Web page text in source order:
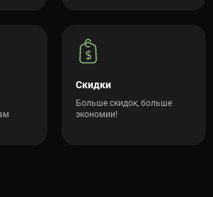
Скидки
Больше скидок, больше
экономии!